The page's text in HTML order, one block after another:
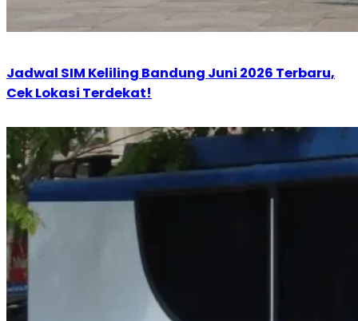
Jadwal SIM Keliling Bandung Juni 2026 Terbaru,
Cek Lokasi Terdekat!